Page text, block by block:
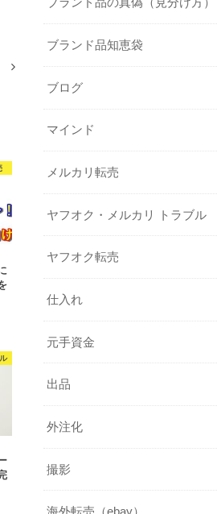
ブランド品の真偽（見分け方）
ブランド品知恵袋
ブログ
マインド
メルカリ転売
ヤフオク・メルカリ トラブル
ヤフオク転売
仕入れ
元手資金
出品
外注化
撮影